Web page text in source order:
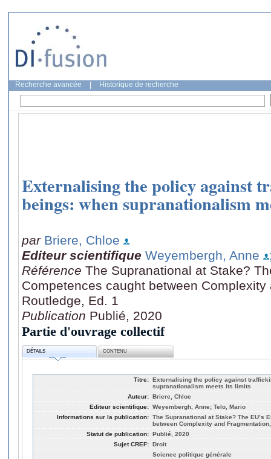
Recherche avancée Historique de recherche
Externalising the policy against
beings: when supranationalism
par Briere, Chloe
Editeur scientifique Weyembergh, Anne
Référence The Supranational at Stake?
Competences caught between
Routledge, Ed. 1
Publication Publié, 2020
Partie d'ouvrage collectif
DÉTAILS CONTENU
Titre: Externalising the policy against
supranationalism meets its limits
Auteur: Briere, Chloe
Editeur scientifique: Weyembergh, Anne; Telo, Mario
Informations sur la publication: The Supranational at Stake? The EU’s
between Complexity and
Statut de publication: Publié, 2020
Sujet CREF: Droit
Science politique générale